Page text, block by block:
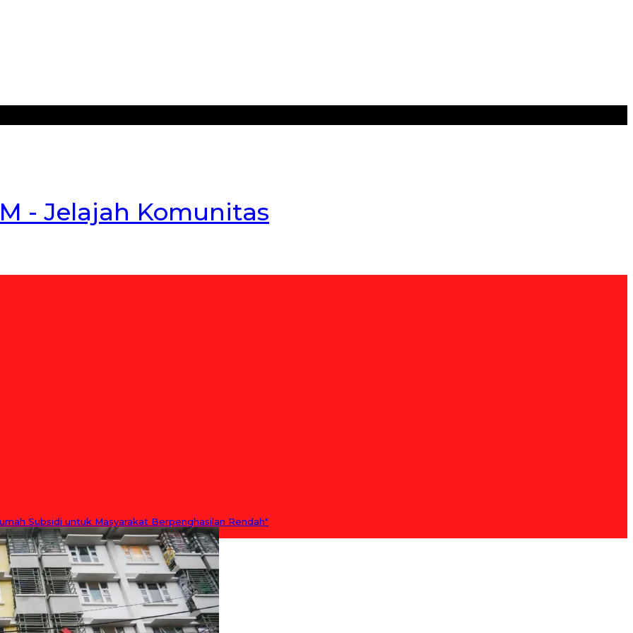
- Jelajah Komunitas
Subsidi untuk Masyarakat Berpenghasilan Rendah"